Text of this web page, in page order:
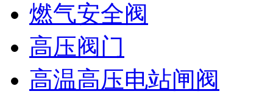
燃气安全阀
高压阀门
高温高压电站闸阀